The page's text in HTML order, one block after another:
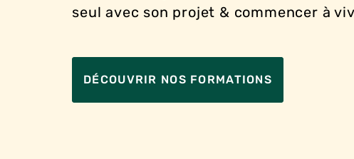
seul avec son projet & commencer à
DÉCOUVRIR NOS FORMATIONS